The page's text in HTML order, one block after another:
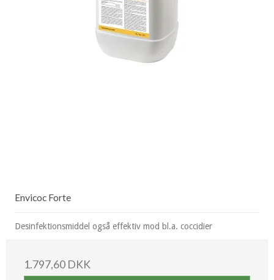
Envicoc Forte
Desinfektionsmiddel også effektiv mod bl.a. coccidier
1.797,60 DKK